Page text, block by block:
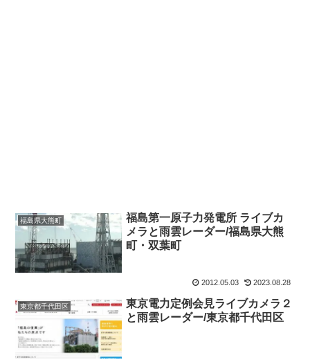
福島県大熊町
福島第一原子力発電所 ライブカ
メラと雨雲レーダー/福島県大熊
町・双葉町
2012.05.03 2023.08.28
東京都千代田区
東京電力定例会見ライブカメラ２
と雨雲レーダー/東京都千代田区